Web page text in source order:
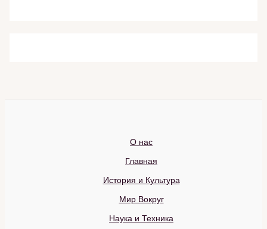
О нас
Главная
История и Культура
Мир Вокруг
Наука и Техника